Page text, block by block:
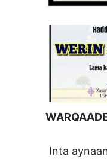
Inta